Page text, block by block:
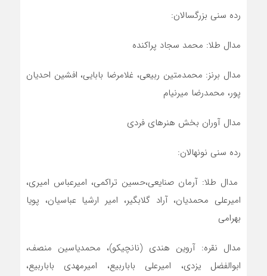
رده سنی بزرگسالان:
مدال طلا: محمد سجاد پراکنده
مدال برنز: محمدمتین ربیعی، غلامرضا بابایی، افشین احدیان
پور، محمدرضا میرنیام
مدال آوران بخش هنرهای فردی
رده سنی نونهالان:
مدال طلا: آرمان صنایعی،حسین تراکمی، امیرعباس امیری،
امیرعلی محمدیان، آراد گلابگیر، امیر ارشیا عباسیان، پویا
بهرامی
مدال نقره: آروین هندی (نانچیکو)، محمدیاسین منصف،
ابوالفضل یزدی، امیرعلی باباربیع، امیرمهدی باباربیع،